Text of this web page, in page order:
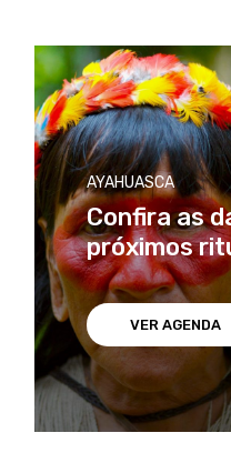
AYAHUASCA
Confira as
próximos
VER AGENDA